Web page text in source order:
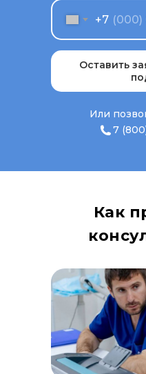
7
+7
Оставить
Или
Как